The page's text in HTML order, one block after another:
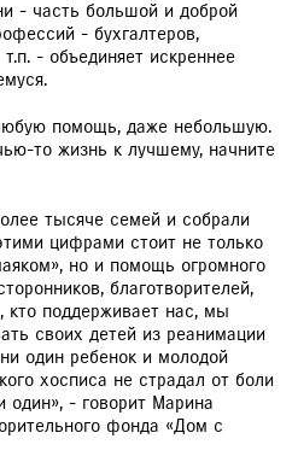
- часть большой и доброй
- бухгалтеров,
- объединяет искреннее
помощь, даже небольшую.
то жизнь к лучшему, начните
тысяче семей и собрали
цифрами стоит не только
но и помощь огромного
благотворителей,
кто поддерживает нас, мы
своих детей из реанимации
один ребенок и молодой
хосписа не страдал от боли
один», - говорит Марина
фонда «Дом с